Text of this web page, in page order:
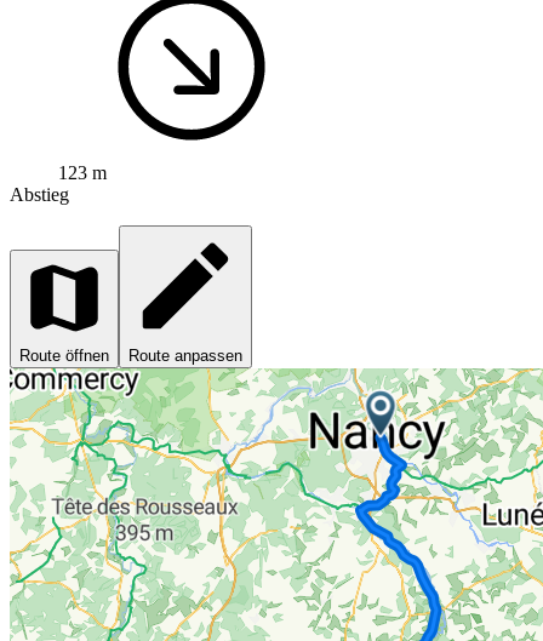
123 m
Abstieg
Route öffnen Route anpassen